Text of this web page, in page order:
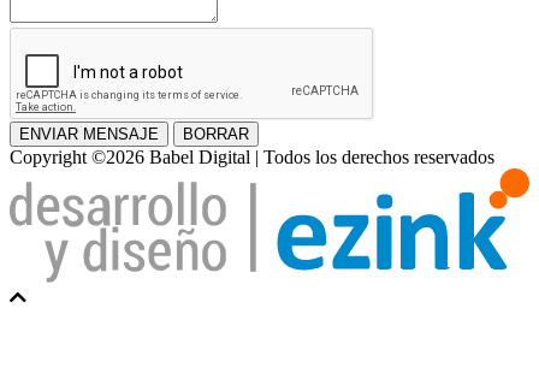
ENVIAR MENSAJE BORRAR
Copyright ©2026 Babel Digital | Todos los derechos reservados